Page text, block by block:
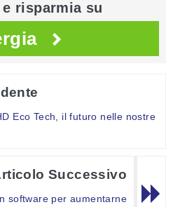
risparmia su
Eco Tech, il futuro nelle nostre
Successivo
software per aumentarne